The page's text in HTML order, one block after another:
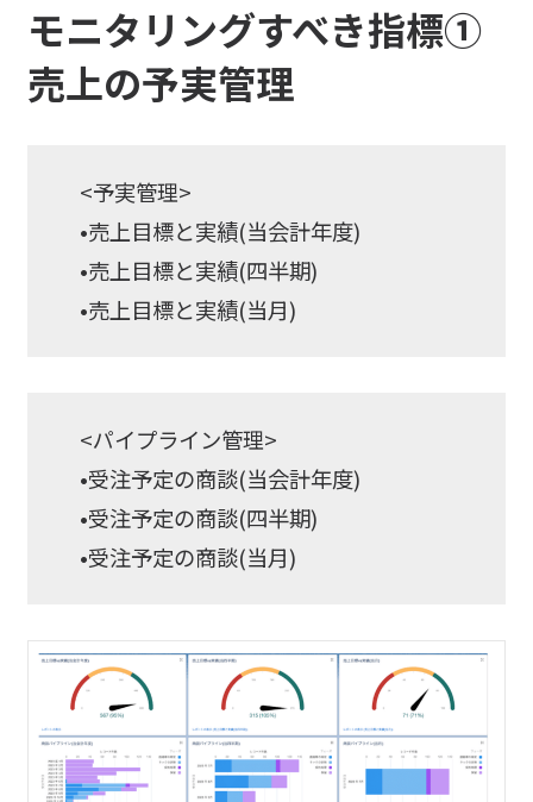
モニタリングすべき指標①
売上の予実管理
<予実管理>
•売上目標と実績(当会計年度)
•売上目標と実績(四半期)
•売上目標と実績(当月)
<パイプライン管理>
•受注予定の商談(当会計年度)
•受注予定の商談(四半期)
•受注予定の商談(当月)